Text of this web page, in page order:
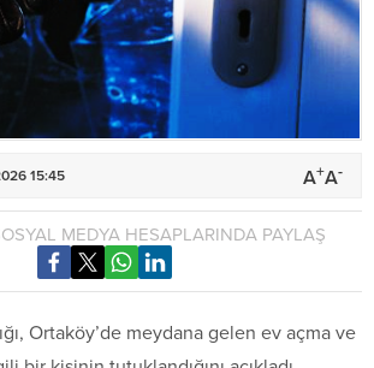
15:45 A+A-
MEDYA HESAPLARINDA PAYLAŞ
Ortaköy’de meydana gelen ev açma ve